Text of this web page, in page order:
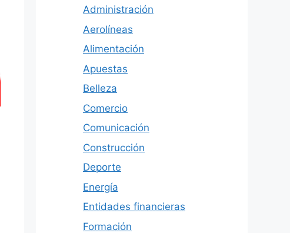
Administración
Aerolíneas
Alimentación
Apuestas
Belleza
Comercio
Comunicación
Construcción
Deporte
Energía
Entidades financieras
Formación